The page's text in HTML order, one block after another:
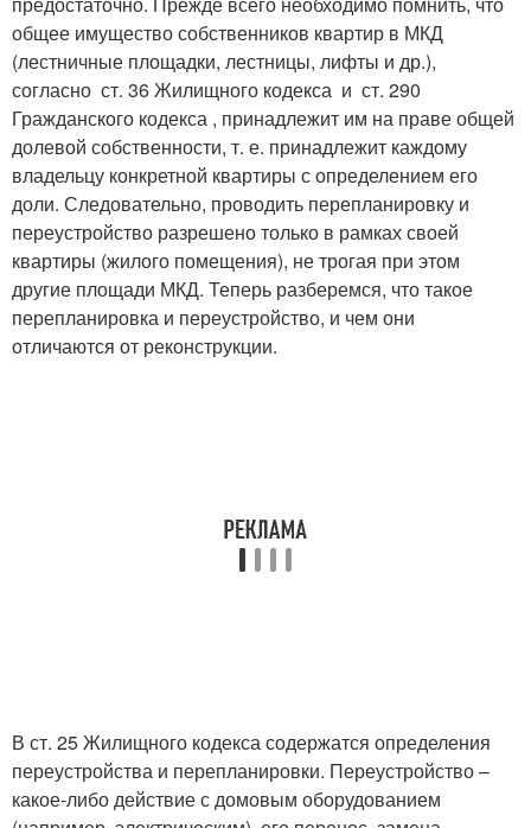
общее имущество собственников квартир в МКД
(лестничные площадки, лестницы, лифты и др.),
согласно ст. 36 Жилищного кодекса и ст. 290
Гражданского кодекса , принадлежит им на праве общей
долевой собственности, т. е. принадлежит каждому
владельцу конкретной квартиры с определением его
доли. Следовательно, проводить перепланировку и
переустройство разрешено только в рамках своей
квартиры (жилого помещения), не трогая при этом
другие площади МКД. Теперь разберемся, что такое
перепланировка и переустройство, и чем они
отличаются от реконструкции.
В ст. 25 Жилищного кодекса содержатся определения
переустройства и перепланировки. Переустройство –
какое-либо действие с домовым оборудованием